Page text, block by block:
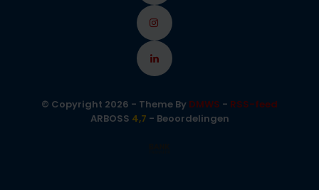
© Copyright 2026 - Theme By DMWS - RSS-feed
ARBOSS 4,7 - Beoordelingen